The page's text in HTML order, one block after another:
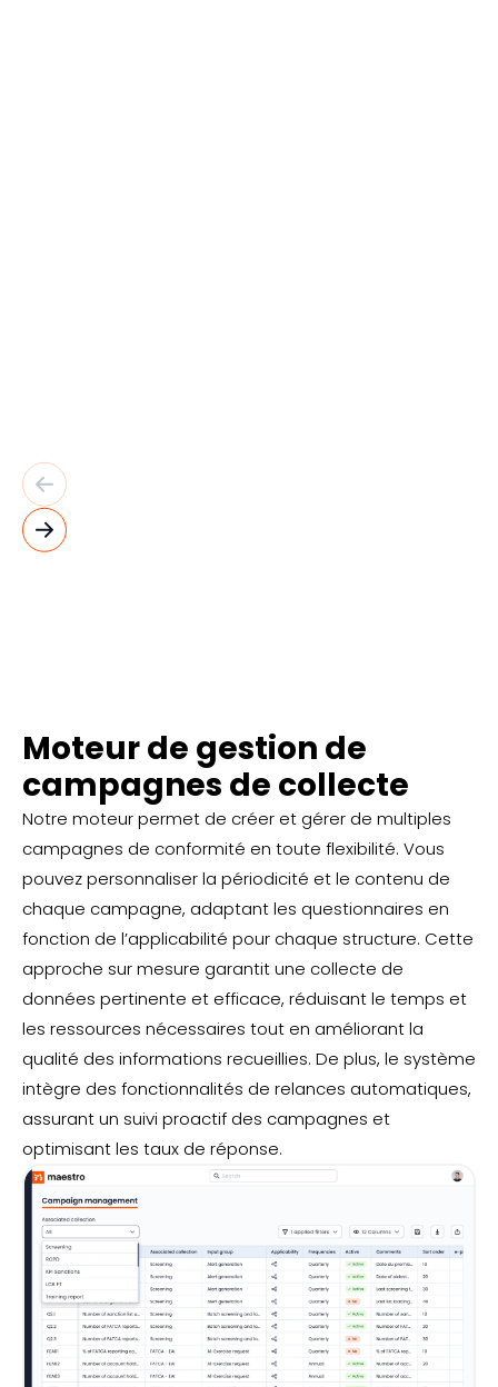
Moteur de gestion de
campagnes de collecte
Notre moteur permet de créer et gérer de multiples
campagnes de conformité en toute flexibilité. Vous
pouvez personnaliser la périodicité et le contenu de
chaque campagne, adaptant les questionnaires en
fonction de l’applicabilité pour chaque structure. Cette
approche sur mesure garantit une collecte de
données pertinente et efficace, réduisant le temps et
les ressources nécessaires tout en améliorant la
qualité des informations recueillies. De plus, le système
intègre des fonctionnalités de relances automatiques,
assurant un suivi proactif des campagnes et
optimisant les taux de réponse.